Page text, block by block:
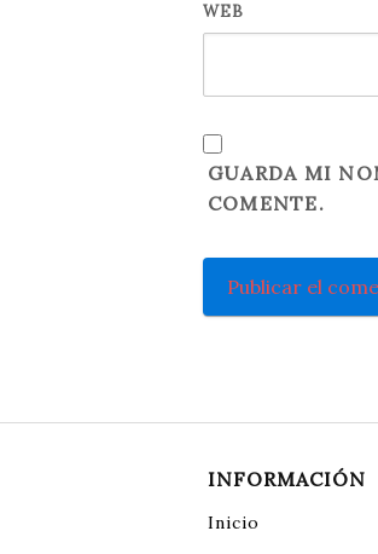
WEB
GUARDA MI
COMENTE.
INFORMACIÓN
Inicio